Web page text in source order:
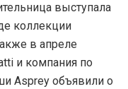
выступала
коллекции
в апреле
и компания по
Asprey объявили о